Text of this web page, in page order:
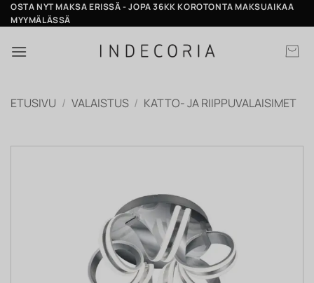
Skip
to
OSTA NYT MAKSA ERISSÄ - JOPA 36KK KOROTONTA MAKSUAIKAA
MYYMÄLÄSSÄ
ETUSIVU / VALAISTUS / KATTO- JA RIIPPUVALAISIMET